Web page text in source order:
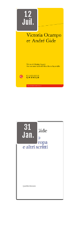
12
Juil.
31
Jan.